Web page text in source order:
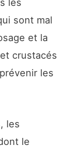
les
sont mal
et la
crustacés
les
les
le